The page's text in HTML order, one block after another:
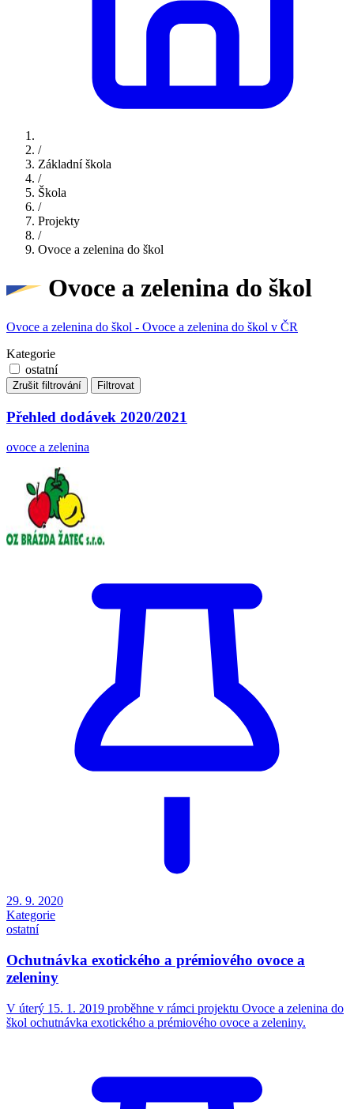
/
Základní škola
/
Škola
/
Projekty
/
Ovoce a zelenina do škol
Ovoce a zelenina do škol
Ovoce a zelenina do škol - Ovoce a zelenina do škol v ČR
Kategorie
ostatní
Zrušit filtrování Filtrovat
Přehled dodávek 2020/2021
ovoce a zelenina
29. 9. 2020
Kategorie
ostatní
Ochutnávka exotického a prémiového ovoce a
zeleniny
V úterý 15. 1. 2019 proběhne v rámci projektu Ovoce a zelenina do
škol ochutnávka exotického a prémiového ovoce a zeleniny.